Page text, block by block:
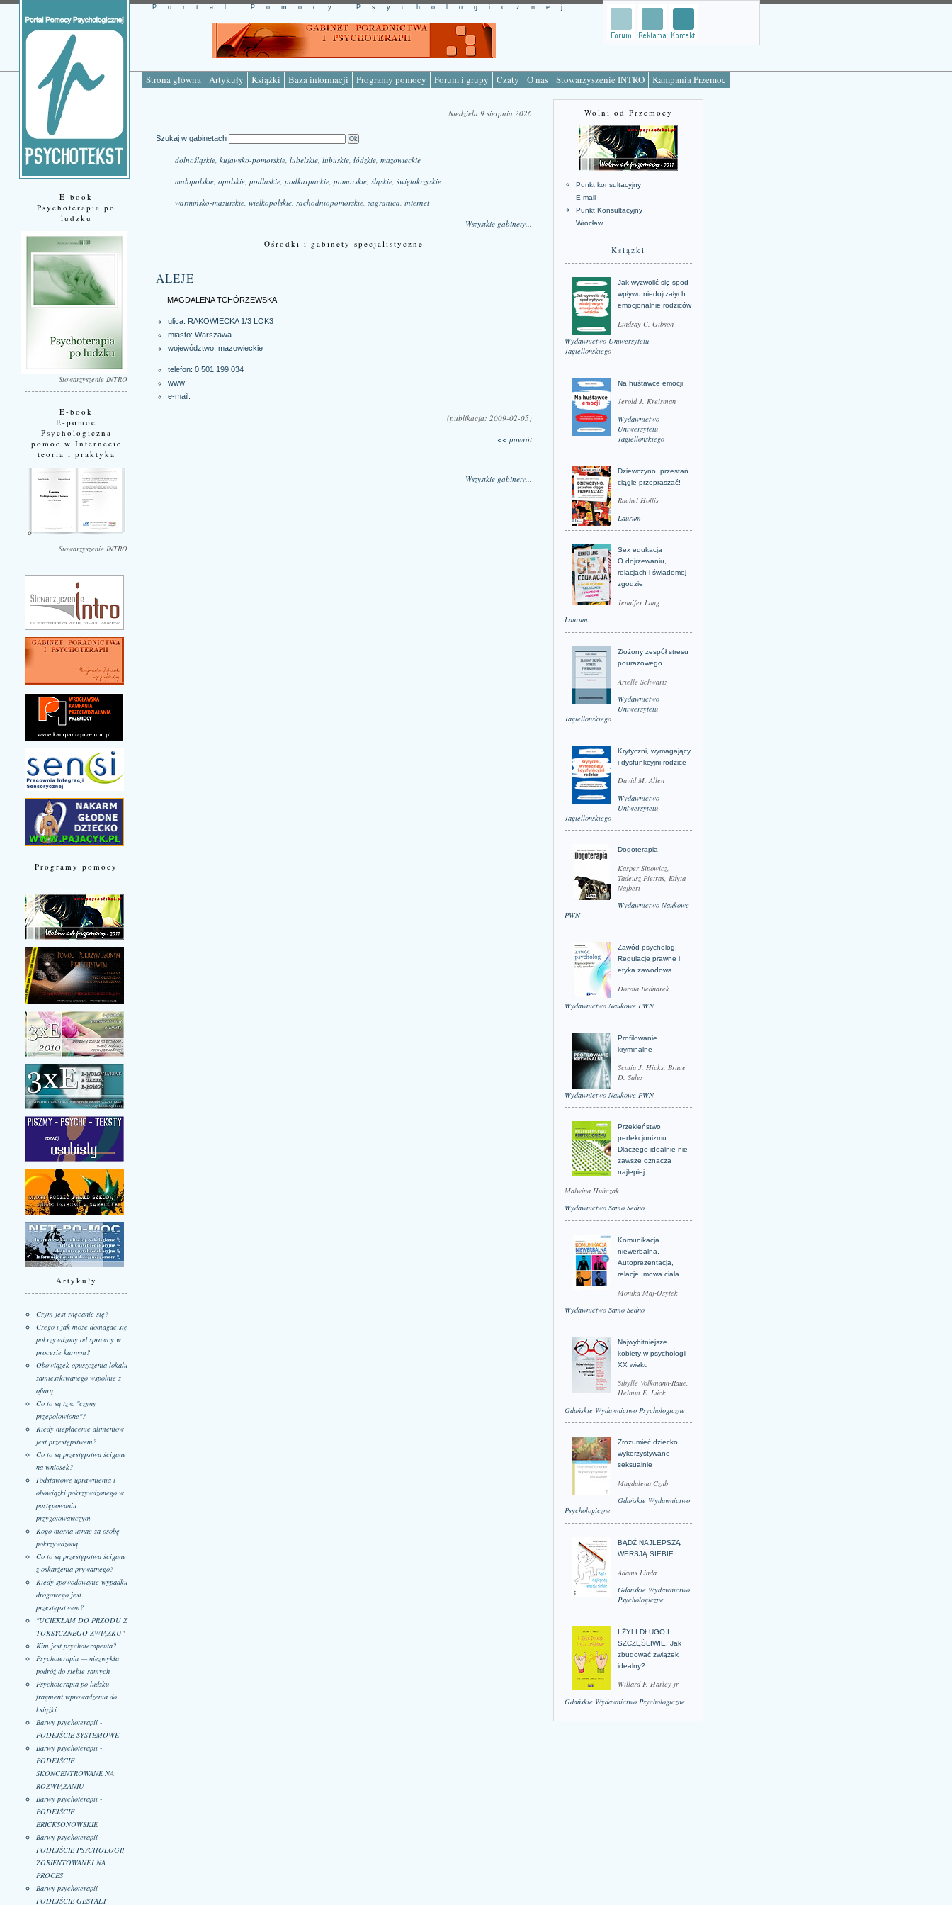
Strona główna Artykuły Książki Baza informacji Programy pomocy Forum i grupy Czaty O nas Stowarzyszenie INTRO Kampania Przemoc
Portal Pomocy Psychologicznej
E-book
Psychoterapia po
ludzku
Stowarzyszenie INTRO
E-book
E-pomoc
Psychologiczna
pomoc w Internecie
teoria i praktyka
Stowarzyszenie INTRO
Programy pomocy
Artykuły
Czym jest znęcanie się?
Czego i jak może domagać się
pokrzywdzony od sprawcy w
procesie karnym?
Obowiązek opuszczenia lokalu
zamieszkiwanego wspólnie z
ofiarą
Co to są tzw. "czyny
przepołowione"?
Kiedy niepłacenie alimentów
jest przestępstwem?
Co to są przestępstwa ścigane
na wniosek?
Podstawowe uprawnienia i
obowiązki pokrzywdzonego w
postępowaniu
przygotowawczym
Kogo można uznać za osobę
pokrzywdzoną
Co to są przestępstwa ścigane
z oskarżenia prywatnego?
Kiedy spowodowanie wypadku
drogowego jest
przestępstwem?
"UCIEKŁAM DO PRZODU Z
TOKSYCZNEGO ZWIĄZKU"
Kim jest psychoterapeuta?
Psychoterapia — niezwykła
podróż do siebie samych
Psychoterapia po ludzku –
fragment wprowadzenia do
książki
Barwy psychoterapii -
PODEJŚCIE SYSTEMOWE
Barwy psychoterapii -
PODEJŚCIE
SKONCENTROWANE NA
ROZWIĄZANIU
Barwy psychoterapii -
PODEJŚCIE
ERICKSONOWSKIE
Barwy psychoterapii -
PODEJŚCIE PSYCHOLOGII
ZORIENTOWANEJ NA
PROCES
Barwy psychoterapii -
PODEJŚCIE GESTALT
Niedziela 9 sierpnia 2026
Szukaj w gabinetach
dolnośląskie, kujawsko-pomorskie, lubelskie, lubuskie, łódzkie, mazowieckie
małopolskie, opolskie, podlaskie, podkarpackie, pomorskie, śląskie, świętokrzyskie
warmińsko-mazurskie, wielkopolskie, zachodniopomorskie, zagranica, internet
Wszystkie gabinety...
Ośrodki i gabinety specjalistyczne
ALEJE
MAGDALENA TCHÓRZEWSKA
ulica: RAKOWIECKA 1/3 LOK3
miasto: Warszawa
województwo: mazowieckie
telefon: 0 501 199 034
www:
e-mail:
(publikacja: 2009-02-05)
<< powrót
Wszystkie gabinety...
Wolni od Przemocy
Punkt konsultacyjny
E-mail
Punkt Konsultacyjny
Wrocław
Książki
Jak wyzwolić się spod
wpływu niedojrzałych
emocjonalnie rodziców
Lindsay C. Gibson
Wydawnictwo Uniwersytetu
Jagiellońskiego
Na huśtawce emocji
Jerold J. Kreisman
Wydawnictwo
Uniwersytetu
Jagiellońskiego
Dziewczyno, przestań
ciągle przepraszać!
Rachel Hollis
Laurum
Sex edukacja
O dojrzewaniu,
relacjach i świadomej
zgodzie
Jennifer Lang
Laurum
Złożony zespół stresu
pourazowego
Arielle Schwartz
Wydawnictwo
Uniwersytetu
Jagiellońskiego
Krytyczni, wymagający
i dysfunkcyjni rodzice
David M. Allen
Wydawnictwo
Uniwersytetu
Jagiellońskiego
Dogoterapia
Kasper Sipowicz,
Tadeusz Pietras, Edyta
Najbert
Wydawnictwo Naukowe
PWN
Zawód psycholog.
Regulacje prawne i
etyka zawodowa
Dorota Bednarek
Wydawnictwo Naukowe PWN
Profilowanie
kryminalne
Scotia J. Hicks, Bruce
D. Sales
Wydawnictwo Naukowe PWN
Przekleństwo
perfekcjonizmu.
Dlaczego idealnie nie
zawsze oznacza
najlepiej
Malwina Huńczak
Wydawnictwo Samo Sedno
Komunikacja
niewerbalna.
Autoprezentacja,
relacje, mowa ciała
Monika Maj-Osytek
Wydawnictwo Samo Sedno
Najwybitniejsze
kobiety w psychologii
XX wieku
Sibylle Volkmann-Raue,
Helmut E. Lück
Gdańskie Wydawnictwo Psychologiczne
Zrozumieć dziecko
wykorzystywane
seksualnie
Magdalena Czub
Gdańskie Wydawnictwo
Psychologiczne
BĄDŹ NAJLEPSZĄ
WERSJĄ SIEBIE
Adams Linda
Gdańskie Wydawnictwo
Psychologiczne
I ŻYLI DŁUGO I
SZCZĘŚLIWIE. Jak
zbudować związek
idealny?
Willard F. Harley jr
Gdańskie Wydawnictwo Psychologiczne